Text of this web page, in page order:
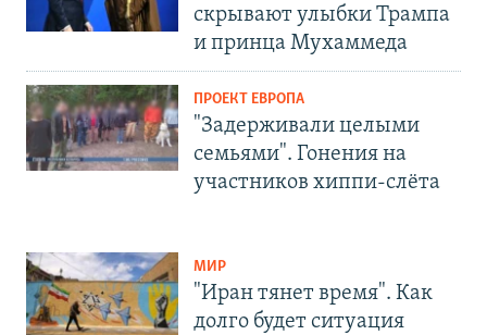
скрывают улыбки Трампа
и принца Мухаммеда
ПРОЕКТ ЕВРОПА
"Задерживали целыми
семьями". Гонения на
участников хиппи-слёта
МИР
"Иран тянет время". Как
долго будет ситуация